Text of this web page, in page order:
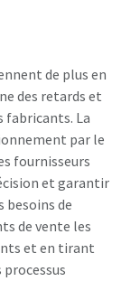
de plus en
des retards et
fabricants. La
par le
fournisseurs
et garantir
besoins de
de vente les
et en tirant